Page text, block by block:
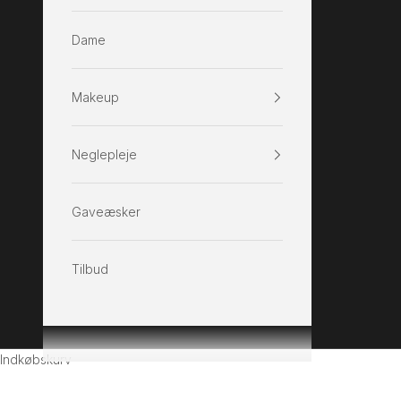
Dame
Makeup
Neglepleje
Gaveæsker
Tilbud
Indkøbskurv